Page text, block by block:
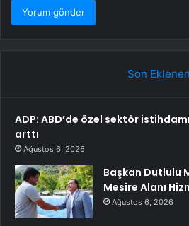
Son Eklenen
ADP: ABD’de özel sektör
arttı
Ağustos 6, 2026
Başkan Dutlulu
Mesire Alanı
Ağustos 6, 2026